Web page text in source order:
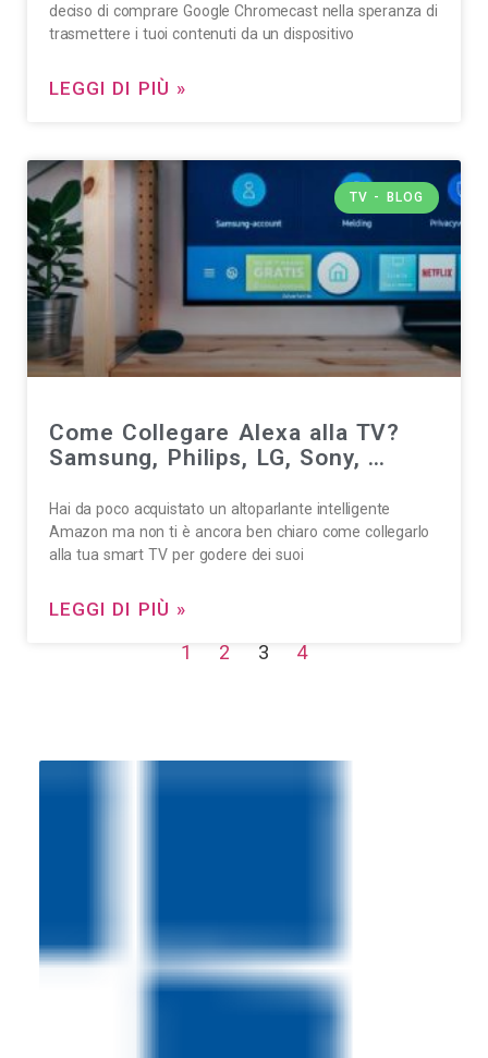
deciso di comprare Google Chromecast nella speranza di
trasmettere i tuoi contenuti da un dispositivo
LEGGI DI PIÙ »
TV - BLOG
Come Collegare Alexa alla TV?
Samsung, Philips, LG, Sony, …
Hai da poco acquistato un altoparlante intelligente
Amazon ma non ti è ancora ben chiaro come collegarlo
alla tua smart TV per godere dei suoi
LEGGI DI PIÙ »
1 2 3 4